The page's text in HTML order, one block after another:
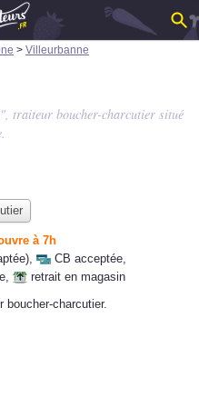
> Villeurbanne
traiteur boucher-charcutier situé
à 7h
, CB acceptée,
,
retrait en magasin
boucher-charcutier.